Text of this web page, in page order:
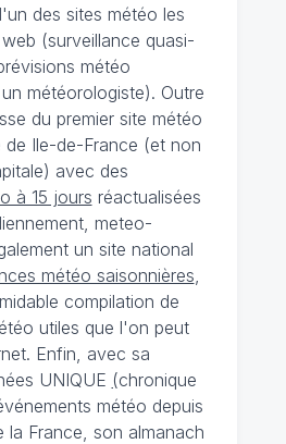
des sites météo les
(surveillance quasi-
météo
météorologiste). Outre
du premier site météo
de Ile-de-France (et non
avec des
à 15 jours réactualisées
meteo-
un site national
météo saisonnières
compilation de
utiles que l'on peut
Enfin, avec sa
UNIQUE (chronique
météo depuis
la France, son almanach